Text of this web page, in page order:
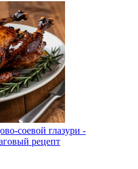
соевой глазури -
рецепт